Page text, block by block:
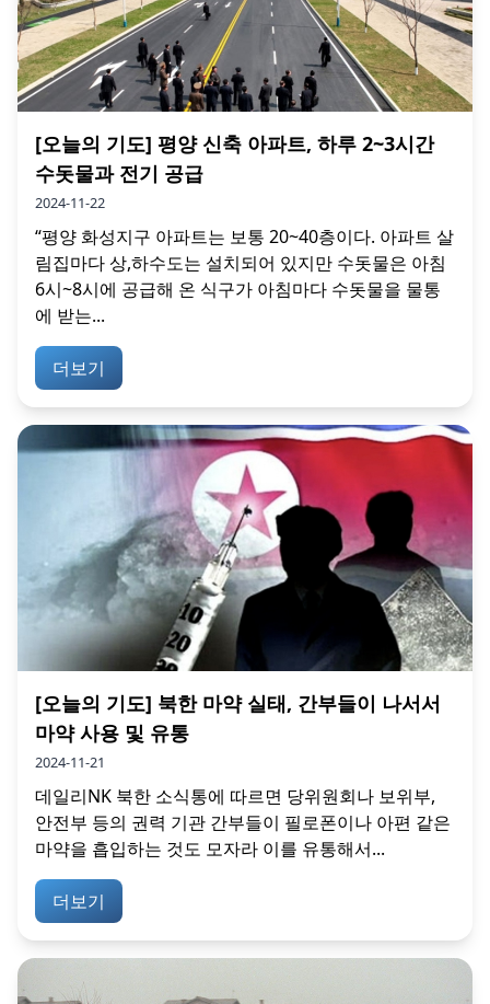
[오늘의 기도] 평양 신축 아파트, 하루 2~3시간
수돗물과 전기 공급
2024-11-22
“평양 화성지구 아파트는 보통 20~40층이다. 아파트 살
림집마다 상,하수도는 설치되어 있지만 수돗물은 아침
6시~8시에 공급해 온 식구가 아침마다 수돗물을 물통
에 받는...
더보기
[오늘의 기도] 북한 마약 실태, 간부들이 나서서
마약 사용 및 유통
2024-11-21
데일리NK 북한 소식통에 따르면 당위원회나 보위부,
안전부 등의 권력 기관 간부들이 필로폰이나 아편 같은
마약을 흡입하는 것도 모자라 이를 유통해서...
더보기